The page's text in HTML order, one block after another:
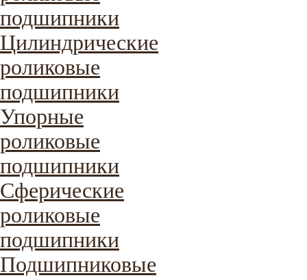
подшипники
Цилиндрические
роликовые
подшипники
Упорные
роликовые
подшипники
Сферические
роликовые
подшипники
Подшипниковые